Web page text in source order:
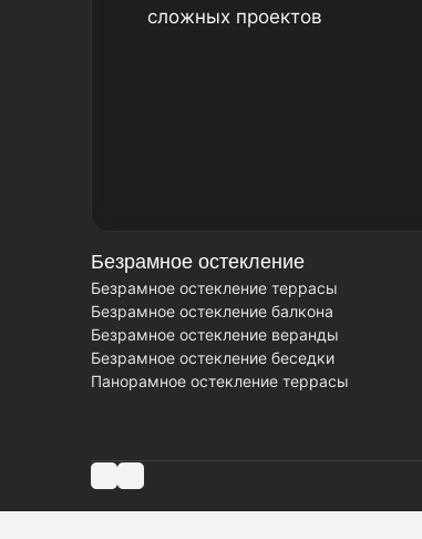
сложных проектов
Безрамное остекление
Безрамное остекление террасы
Безрамное остекление балкона
Безрамное остекление веранды
Безрамное остекление беседки
Панорамное остекление террасы